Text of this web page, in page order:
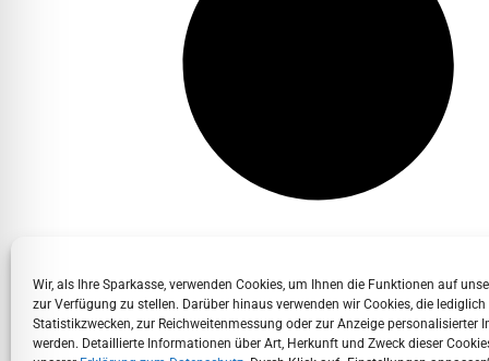
Wir, als Ihre Sparkasse, verwenden Cookies, um Ihnen die Funktionen auf
zur Verfügung zu stellen. Darüber hinaus verwenden wir Cookies, die lediglich
Statistikzwecken, zur Reichweitenmessung oder zur Anzeige personalisierter
werden. Detaillierte Informationen über Art, Herkunft und Zweck dieser